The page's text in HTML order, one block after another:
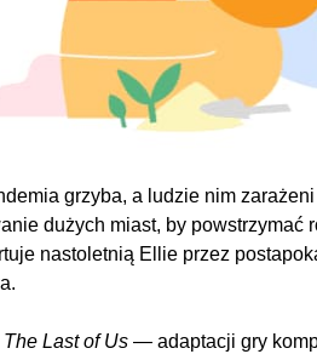
grzyba, a ludzie nim zarażeni
dużych miast, by powstrzymać
nastoletnią Ellie przez
The Last of Us — adaptacji gry